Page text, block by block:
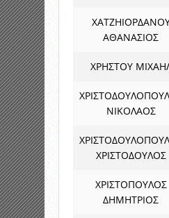
ΑΘΑΝΑΣΙΟΣ
ΧΡΗΣΤΟΥ
ΝΙΚΟΛΑΟΣ
ΧΡΙΣΤΟΔΟΥΛΟΣ
ΧΡΙΣΤΟΠΟΥΛΟΣ
ΔΗΜΗΤΡΙΟΣ